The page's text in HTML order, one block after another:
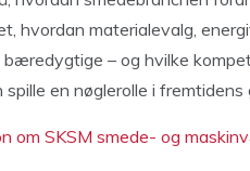
hvordan materialevalg,
– og hvilke
en nøglerolle i fremtidens
om SKSM smede- og